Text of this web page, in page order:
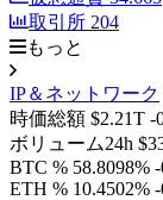
取引所 204
もっと
IP＆ネットワーク
時価総額 $2.21T -
ボリューム24h
BTC % 58.8098%
ETH % 10.4502%